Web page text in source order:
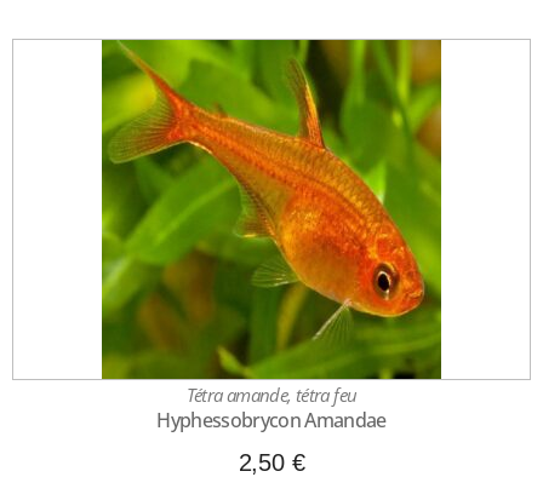
Tétra amande, tétra feu
Hyphessobrycon Amandae
2,50 €